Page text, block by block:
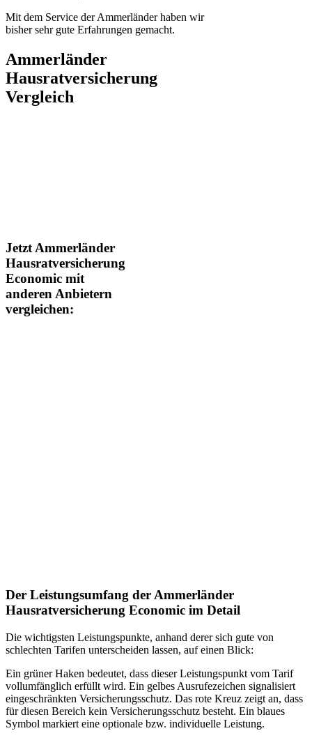
Mit dem Service der Ammerländer haben wir
bisher sehr gute Erfahrungen gemacht.
Ammerländer
Hausratversicherung
Vergleich
Jetzt Ammerländer
Hausratversicherung
Economic mit
anderen Anbietern
vergleichen:
Der Leistungsumfang der Ammerländer
Hausratversicherung Economic im Detail
Die wichtigsten Leistungspunkte, anhand derer sich gute von
schlechten Tarifen unterscheiden lassen, auf einen Blick:
Ein grüner Haken bedeutet, dass dieser Leistungspunkt vom Tarif
vollumfänglich erfüllt wird. Ein gelbes Ausrufezeichen signalisiert
eingeschränkten Versicherungsschutz. Das rote Kreuz zeigt an, dass
für diesen Bereich kein Versicherungsschutz besteht. Ein blaues
Symbol markiert eine optionale bzw. individuelle Leistung.